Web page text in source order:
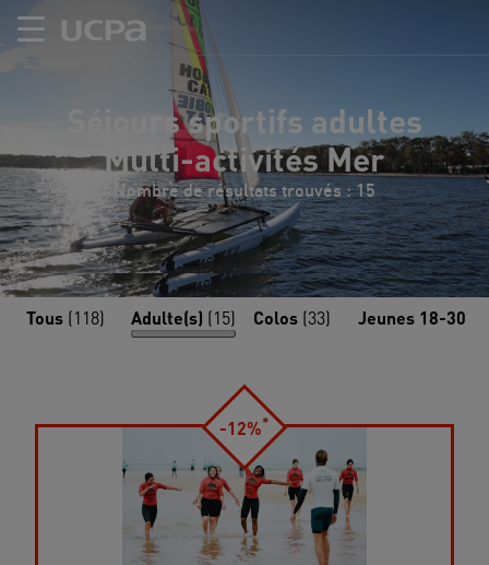
Séjours sportifs adultes
Multi-activités Mer
Nombre de résultats trouvés : 15
Tous (118) Adulte(s) (15) Colos (33) Jeunes 18-30
-12%*